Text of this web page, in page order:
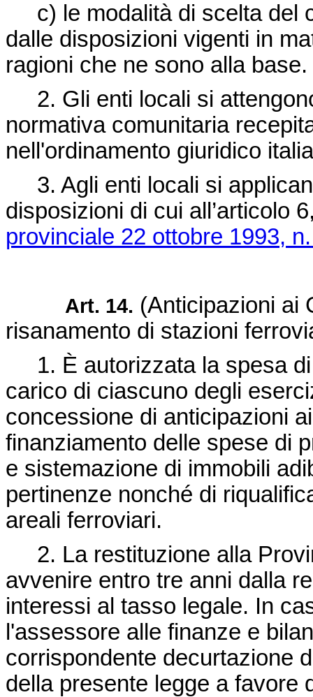
c) le modalità di scelta del
dalle disposizioni vigenti in
ragioni che ne sono alla base.
2. Gli enti locali si
normativa comunitaria
nell'ordinamento giuridico
3. Agli enti locali si
disposizioni di cui all’articolo
provinciale 22 ottobre 1993,
Art. 14. (Anticipazioni ai
risanamento di stazioni
1. È autorizzata la spesa di
carico di ciascuno degli
concessione di anticipazioni
finanziamento delle spese di
e sistemazione di immobili
pertinenze nonché di
areali ferroviari.
2. La restituzione alla
avvenire entro tre anni dalla
interessi al tasso legale. In
l'assessore alle finanze e
corrispondente decurtazione
della presente legge a favore